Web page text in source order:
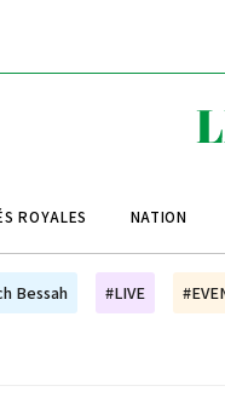
ROYALES NATION
Bessah #LIVE